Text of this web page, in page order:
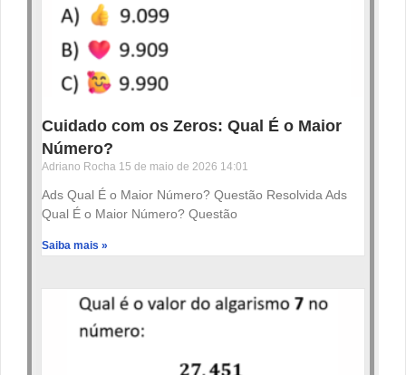
Cuidado com os Zeros: Qual É o Maior
Número?
Adriano Rocha 15 de maio de 2026 14:01
Ads Qual É o Maior Número? Questão Resolvida Ads
Qual É o Maior Número? Questão
Saiba mais »